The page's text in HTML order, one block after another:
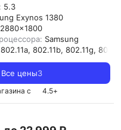
5.3
Exynos 1380
2880x1800
Samsung
802.11a, 802.11b, 802.11g,
Все цены3
с 4.5+